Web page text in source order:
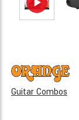
Guitar Combos